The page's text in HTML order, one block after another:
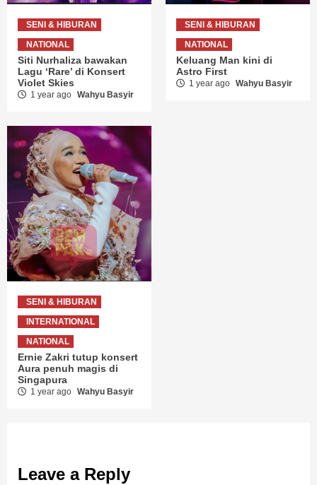
SENI & HIBURAN
NATIONAL
Siti Nurhaliza bawakan
Lagu ‘Rare’ di Konsert
Violet Skies
1 year ago Wahyu Basyir
SENI & HIBURAN
NATIONAL
Keluang Man kini di
Astro First
1 year ago Wahyu Basyir
SENI & HIBURAN
INTERNATIONAL
NATIONAL
Ernie Zakri tutup konsert
Aura penuh magis di
Singapura
1 year ago Wahyu Basyir
Leave a Reply